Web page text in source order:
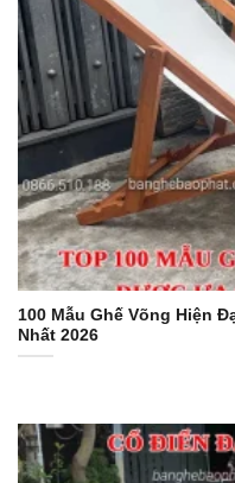
100 Mẫu Ghế Võng Hiện
Nhất 2026